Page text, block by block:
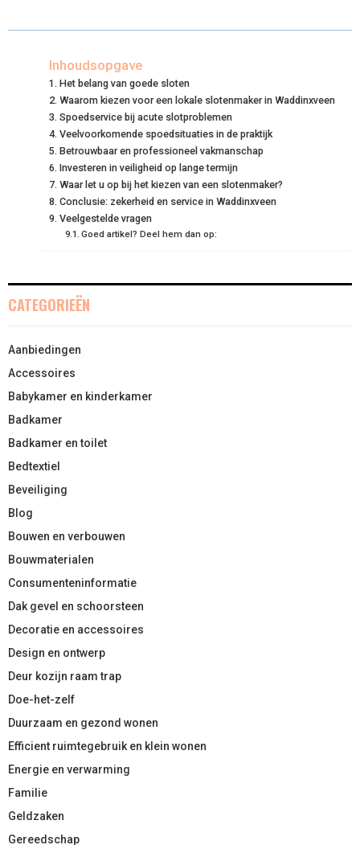
R
E
O
N
W
T
T
E
R
)
R
O
N
E
O
O
K
R
N
T
E
S
T
R
K
N
R
I
Inhoudsopgave
Het belang van goede sloten
Waarom kiezen voor een lokale slotenmaker in Waddinxveen
Spoedservice bij acute slotproblemen
Veelvoorkomende spoedsituaties in de praktijk
Betrouwbaar en professioneel vakmanschap
Investeren in veiligheid op lange termijn
Waar let u op bij het kiezen van een slotenmaker?
Conclusie: zekerheid en service in Waddinxveen
Veelgestelde vragen
Goed artikel? Deel hem dan op:
CATEGORIEËN
Aanbiedingen
Accessoires
Babykamer en kinderkamer
Badkamer
Badkamer en toilet
Bedtextiel
Beveiliging
Blog
Bouwen en verbouwen
Bouwmaterialen
Consumenteninformatie
Dak gevel en schoorsteen
Decoratie en accessoires
Design en ontwerp
Deur kozijn raam trap
Doe-het-zelf
Duurzaam en gezond wonen
Efficient ruimtegebruik en klein wonen
Energie en verwarming
Familie
Geldzaken
Gereedschap